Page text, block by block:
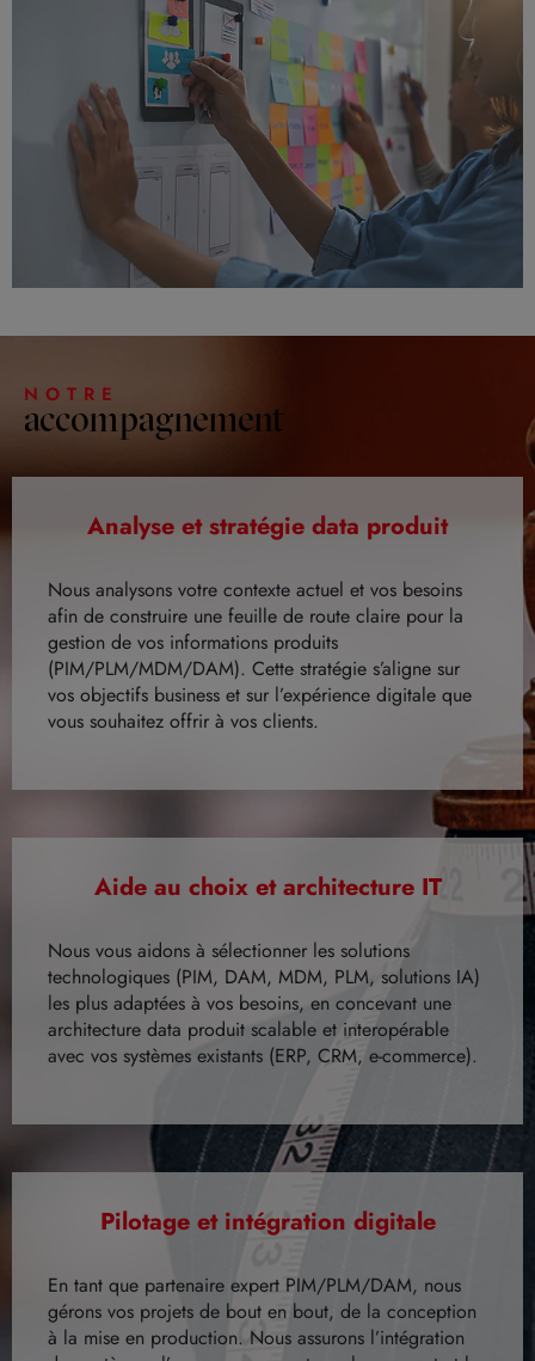
NOTRE
accompagnement
Analyse et stratégie data produit
Nous analysons votre contexte actuel et vos besoins
afin de construire une feuille de route claire pour la
gestion de vos informations produits
(PIM/PLM/MDM/DAM). Cette stratégie s’aligne sur
vos objectifs business et sur l’expérience digitale que
vous souhaitez offrir à vos clients.
Aide au choix et architecture IT
Nous vous aidons à sélectionner les solutions
technologiques (PIM, DAM, MDM, PLM, solutions IA)
les plus adaptées à vos besoins, en concevant une
architecture data produit scalable et interopérable
avec vos systèmes existants (ERP, CRM, e-commerce).
Pilotage et intégration digitale
En tant que partenaire expert PIM/PLM/DAM, nous
gérons vos projets de bout en bout, de la conception
à la mise en production. Nous assurons l’intégration